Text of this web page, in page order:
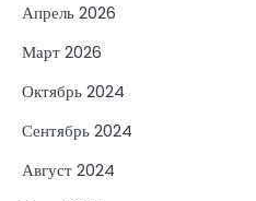
Апрель 2026
Март 2026
Октябрь 2024
Сентябрь 2024
Август 2024